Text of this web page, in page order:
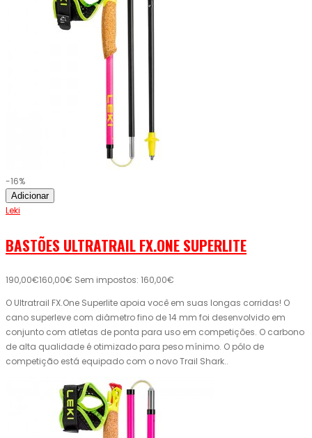
-16%
Adicionar
Leki
BASTÕES ULTRATRAIL FX.ONE SUPERLITE
190,00€160,00€ Sem impostos: 160,00€
O Ultratrail FX.One Superlite apoia você em suas longas corridas! O
cano superleve com diâmetro fino de 14 mm foi desenvolvido em
conjunto com atletas de ponta para uso em competições. O carbono
de alta qualidade é otimizado para peso mínimo. O pólo de
competição está equipado com o novo Trail Shark..